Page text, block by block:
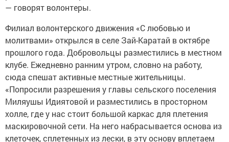
— говорят волонтеры.
Филиал волонтерского движения «С любовью и
молитвами» открылся в селе Зай-Каратай в октябре
прошлого года. Добровольцы разместились в местном
клубе. Ежедневно ранним утром, словно на работу,
сюда спешат активные местные жительницы.
«Попросили разрешения у главы сельского поселения
Миляушы Идиятовой и разместились в просторном
холле, где у нас стоит большой каркас для плетения
маскировочной сети. На него набрасывается основа из
клеточек, сплетенных из лески, в эту основу вплетаем